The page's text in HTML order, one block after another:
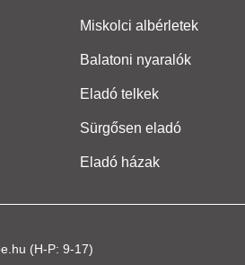
Miskolci albérletek
Balatoni nyaralók
Eladó telkek
Sürgősen eladó
Eladó házak
(H-P: 9-17)